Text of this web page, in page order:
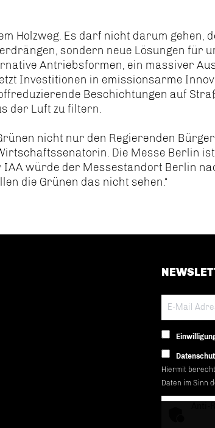
Holzweg. Es darf nicht darum gehen,
sondern neue Lösungen für
Antriebsformen, ein massiver
Investitionen in emissionsarme
Beschichtungen auf
der Luft zu filtern.
nicht nur den Regierenden
Die Messe Berlin
würde der Messestandort Berlin
die Grünen das nicht sehen.“
Hiermit
Daten im Sinn